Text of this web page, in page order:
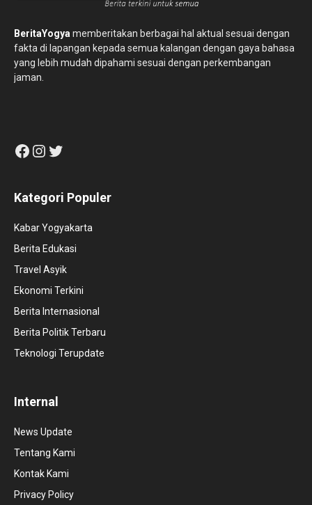
BeritaYogyamemberitakan berbagai hal aktual sesuai dengan
fakta di lapangan kepada semua kalangan dengan gaya bahasa
yang lebih mudah dipahami sesuai dengan perkembangan
jaman.
Facebook
Instagram
Twitter
Kategori Populer
Kabar Yogyakarta
Berita Edukasi
Travel Asyik
Ekonomi Terkini
Berita Internasional
Berita Politik Terbaru
Teknologi Terupdate
Internal
News Update
Tentang Kami
Kontak Kami
Privacy Policy